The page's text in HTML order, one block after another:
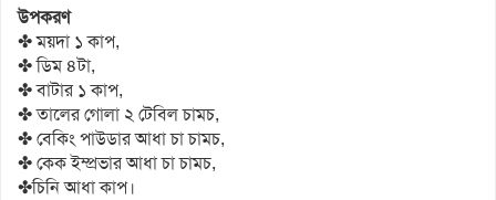
উপকরণ
✤ ময়দা ১ কাপ,
✤ ডিম ৪টা,
✤ বাটার ১ কাপ,
✤ তালের গোলা ২ টেবিল চামচ,
✤ বেকিং পাউডার আধা চা চামচ,
✤ কেক ইম্প্রভার আধা চা চামচ,
✤চিনি আধা কাপ।